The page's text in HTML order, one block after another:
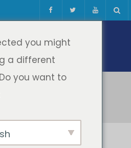
you might
a different
you want to